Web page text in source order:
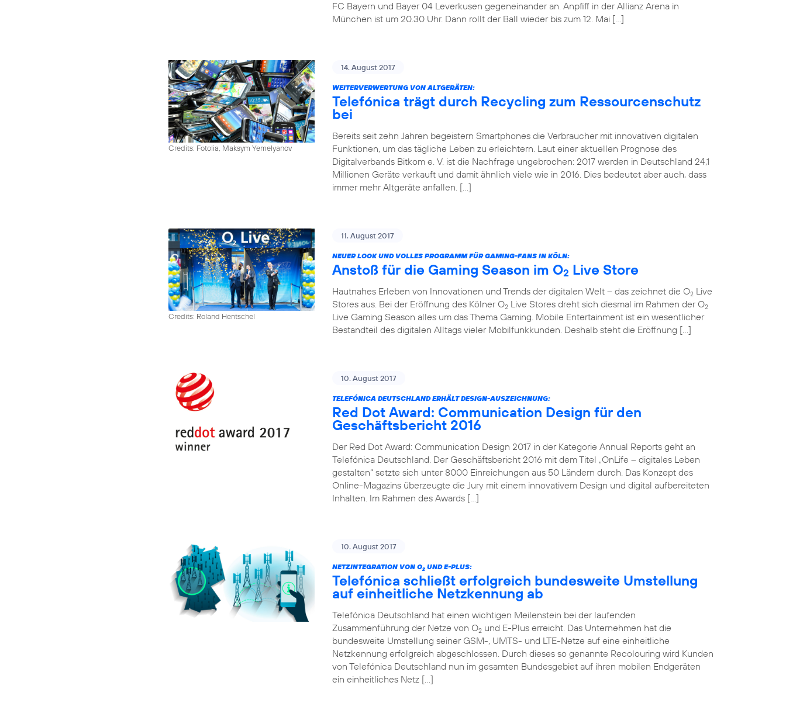
FC Bayern und Bayer 04 Leverkusen gegeneinander an. Anpfiff in der Allianz Arena in
München ist um 20.30 Uhr. Dann rollt der Ball wieder bis zum 12. Mai […]
Credits: Fotolia, Maksym Yemelyanov
14. August 2017
WEITERVERWERTUNG VON ALTGERÄTEN:
Telefónica trägt durch Recycling zum Ressourcenschutz
bei
Bereits seit zehn Jahren begeistern Smartphones die Verbraucher mit innovativen digitalen
Funktionen, um das tägliche Leben zu erleichtern. Laut einer aktuellen Prognose des
Digitalverbands Bitkom e. V. ist die Nachfrage ungebrochen: 2017 werden in Deutschland 24,1
Millionen Geräte verkauft und damit ähnlich viele wie in 2016. Dies bedeutet aber auch, dass
immer mehr Altgeräte anfallen. […]
Credits: Roland Hentschel
11. August 2017
NEUER LOOK UND VOLLES PROGRAMM FÜR GAMING-FANS IN KÖLN:
Anstoß für die Gaming Season im O2 Live Store
Hautnahes Erleben von Innovationen und Trends der digitalen Welt – das zeichnet die O2 Live
Stores aus. Bei der Eröffnung des Kölner O2 Live Stores dreht sich diesmal im Rahmen der O2
Live Gaming Season alles um das Thema Gaming. Mobile Entertainment ist ein wesentlicher
Bestandteil des digitalen Alltags vieler Mobilfunkkunden. Deshalb steht die Eröffnung […]
10. August 2017
TELEFÓNICA DEUTSCHLAND ERHÄLT DESIGN-AUSZEICHNUNG:
Red Dot Award: Communication Design für den
Geschäftsbericht 2016
Der Red Dot Award: Communication Design 2017 in der Kategorie Annual Reports geht an
Telefónica Deutschland. Der Geschäftsbericht 2016 mit dem Titel „OnLife – digitales Leben
gestalten“ setzte sich unter 8000 Einreichungen aus 50 Ländern durch. Das Konzept des
Online-Magazins überzeugte die Jury mit einem innovativem Design und digital aufbereiteten
Inhalten. Im Rahmen des Awards […]
10. August 2017
NETZINTEGRATION VON O2 UND E-PLUS:
Telefónica schließt erfolgreich bundesweite Umstellung
auf einheitliche Netzkennung ab
Telefónica Deutschland hat einen wichtigen Meilenstein bei der laufenden
Zusammenführung der Netze von O2 und E-Plus erreicht. Das Unternehmen hat die
bundesweite Umstellung seiner GSM-, UMTS- und LTE-Netze auf eine einheitliche
Netzkennung erfolgreich abgeschlossen. Durch dieses so genannte Recolouring wird Kunden
von Telefónica Deutschland nun im gesamten Bundesgebiet auf ihren mobilen Endgeräten
ein einheitliches Netz […]